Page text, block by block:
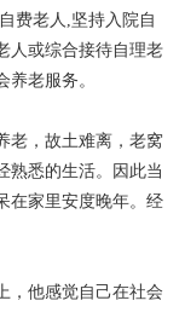
费老人,坚持入院自
人或综合接待自理老
老服务。
老，故土难离，老窝
熟悉的生活。因此当
在家里安度晚年。经
，他感觉自己在社会